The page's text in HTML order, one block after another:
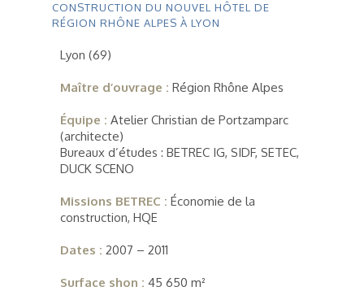
CONSTRUCTION DU NOUVEL HÔTEL DE
RÉGION RHÔNE ALPES À LYON
Lyon (69)
Maître d’ouvrage : Région Rhône Alpes
Équipe : Atelier Christian de Portzamparc
(architecte)
Bureaux d’études : BETREC IG, SIDF, SETEC,
DUCK SCENO
Missions BETREC : Économie de la
construction, HQE
Dates : 2007 – 2011
Surface shon : 45 650 m²